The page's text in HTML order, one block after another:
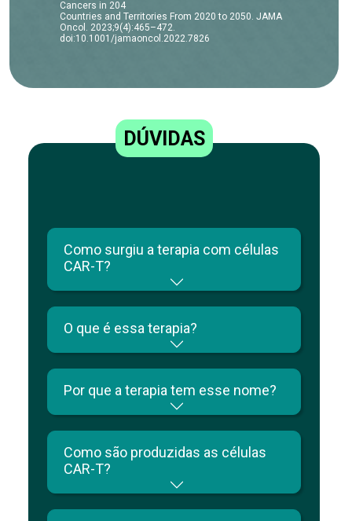
Cancers in 204
Countries and Territories From 2020 to 2050. JAMA
Oncol. 2023;9(4):465–472.
doi:10.1001/jamaoncol.2022.7826
DÚVIDAS
Como surgiu a terapia com células
CAR-T?
O que é essa terapia?
Por que a terapia tem esse nome?
Como são produzidas as células
CAR-T?